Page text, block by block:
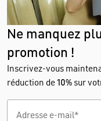
Ne manquez
promotion !
Inscrivez-vous
réduction de10%sur